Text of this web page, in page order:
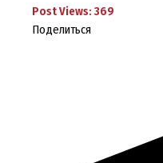
Post Views: 369
Поделиться